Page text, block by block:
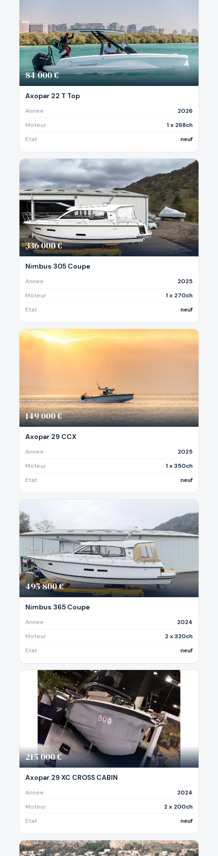
84 000 €
Axopar 22 T Top
Annee
2026
Moteur
1 x 268ch
Etat
neuf
336 000 €
Nimbus 305 Coupe
Annee
2025
Moteur
1 x 270ch
Etat
neuf
149 000 €
Axopar 29 CCX
Annee
2025
Moteur
1 x 350ch
Etat
neuf
495 800 €
Nimbus 365 Coupe
Annee
2024
Moteur
2 x 320ch
Etat
neuf
215 000 €
Axopar 29 XC CROSS CABIN
Annee
2024
Moteur
2 x 200ch
Etat
neuf